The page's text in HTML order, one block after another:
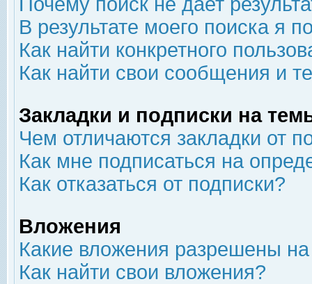
В результате моего поиска я
Как найти конкретного
Как найти свои сообщения и
Закладки и подписки на
Чем отличаются закладки от
Как мне подписаться на
Как отказаться от подписки?
Вложения
Какие вложения разрешены
Как найти свои вложения?